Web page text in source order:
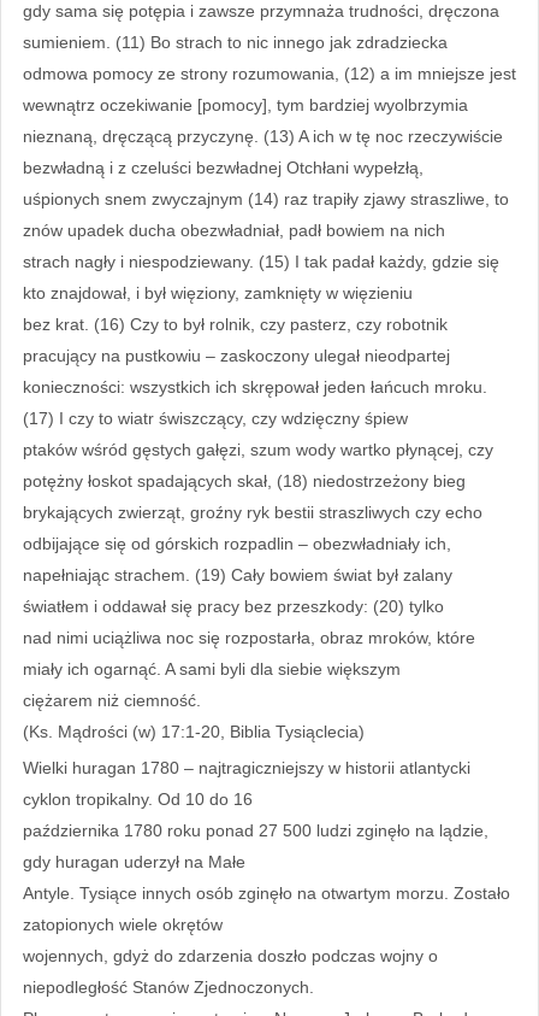
gdy sama się potępia i zawsze przymnaża trudności, dręczona
sumieniem. (11) Bo strach to nic innego jak zdradziecka
odmowa pomocy ze strony rozumowania, (12) a im mniejsze jest
wewnątrz oczekiwanie [pomocy], tym bardziej wyolbrzymia
nieznaną, dręczącą przyczynę. (13) A ich w tę noc rzeczywiście
bezwładną i z czeluści bezwładnej Otchłani wypełzłą,
uśpionych snem zwyczajnym (14) raz trapiły zjawy straszliwe, to
znów upadek ducha obezwładniał, padł bowiem na nich
strach nagły i niespodziewany. (15) I tak padał każdy, gdzie się
kto znajdował, i był więziony, zamknięty w więzieniu
bez krat. (16) Czy to był rolnik, czy pasterz, czy robotnik
pracujący na pustkowiu – zaskoczony ulegał nieodpartej
konieczności: wszystkich ich skrępował jeden łańcuch mroku.
(17) I czy to wiatr świszczący, czy wdzięczny śpiew
ptaków wśród gęstych gałęzi, szum wody wartko płynącej, czy
potężny łoskot spadających skał, (18) niedostrzeżony bieg
brykających zwierząt, groźny ryk bestii straszliwych czy echo
odbijające się od górskich rozpadlin – obezwładniały ich,
napełniając strachem. (19) Cały bowiem świat był zalany
światłem i oddawał się pracy bez przeszkody: (20) tylko
nad nimi uciążliwa noc się rozpostarła, obraz mroków, które
miały ich ogarnąć. A sami byli dla siebie większym
ciężarem niż ciemność.
(Ks. Mądrości (w) 17:1-20, Biblia Tysiąclecia)
Wielki huragan 1780 – najtragiczniejszy w historii atlantycki
cyklon tropikalny. Od 10 do 16
października 1780 roku ponad 27 500 ludzi zginęło na lądzie,
gdy huragan uderzył na Małe
Antyle. Tysiące innych osób zginęło na otwartym morzu. Zostało
zatopionych wiele okrętów
wojennych, gdyż do zdarzenia doszło podczas wojny o
niepodległość Stanów Zjednoczonych.